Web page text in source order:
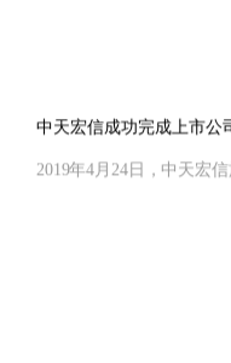
中天宏信成功完成上市公
2019年4月24日，中天宏